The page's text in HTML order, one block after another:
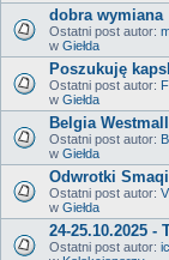
dobra wymiana
Ostatni post autor:
w Giełda
Poszukuję
Ostatni post autor:
w Giełda
Belgia
Ostatni post autor:
w Giełda
Odwrotki Smaqi
Ostatni post autor:
w Giełda
24-25.10.2025 -
Ostatni post autor: